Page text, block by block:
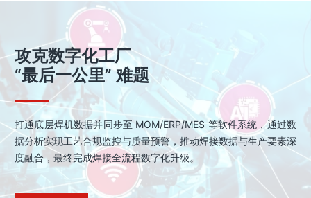
攻克数字化工厂
“最后一公里” 难题
打通底层焊机数据并同步至 MOM/ERP/MES 等软件系统，通过数
据分析实现工艺合规监控与质量预警，推动焊接数据与生产要素深
度融合，最终完成焊接全流程数字化升级。